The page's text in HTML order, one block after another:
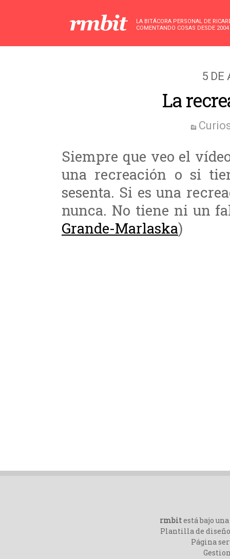
LA BITÁCORA PERSONAL DE
COMENTANDO COSAS DESDE 2004
5 DE
La
Siempre que veo el
una recreación o si
sesenta. Si es una
nunca. No tiene ni un
Grande-Marlaska)
rmbitestá bajo una
Plantilla de
Página